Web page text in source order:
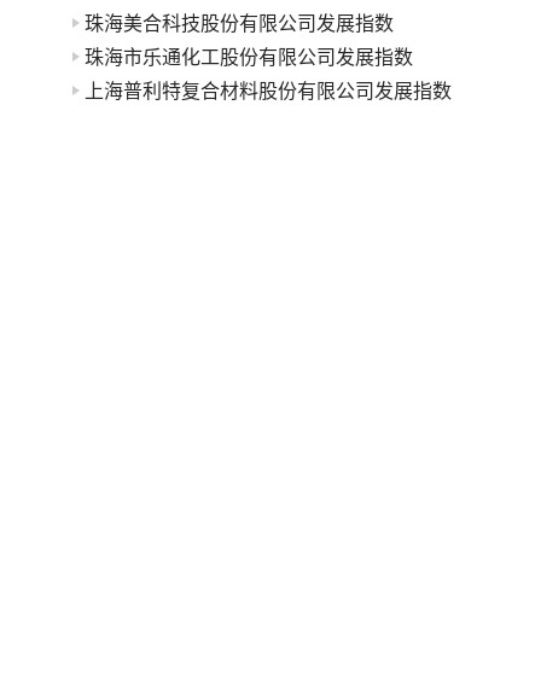
珠海美合科技股份有限公司发展指数
珠海市乐通化工股份有限公司发展指数
上海普利特复合材料股份有限公司发展指数